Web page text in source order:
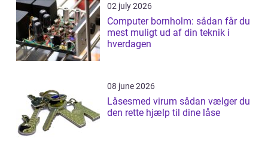
02 july 2026
Computer bornholm: sådan får du
mest muligt ud af din teknik i
hverdagen
08 june 2026
Låsesmed virum sådan vælger du
den rette hjælp til dine låse